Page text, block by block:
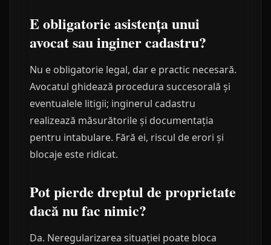
E obligatorie asistența unui
avocat sau inginer cadastru?
Nu e obligatorie legal, dar e practic necesară.
Avocatul ghidează procedura succesorală și
eventualele litigii; inginerul cadastru
realizează măsurătorile și documentația
pentru intabulare. Fără ei, riscul de erori și
blocaje este ridicat.
Pot pierde dreptul de proprietate
dacă nu fac nimic?
Da. Neregularizarea situației poate bloca